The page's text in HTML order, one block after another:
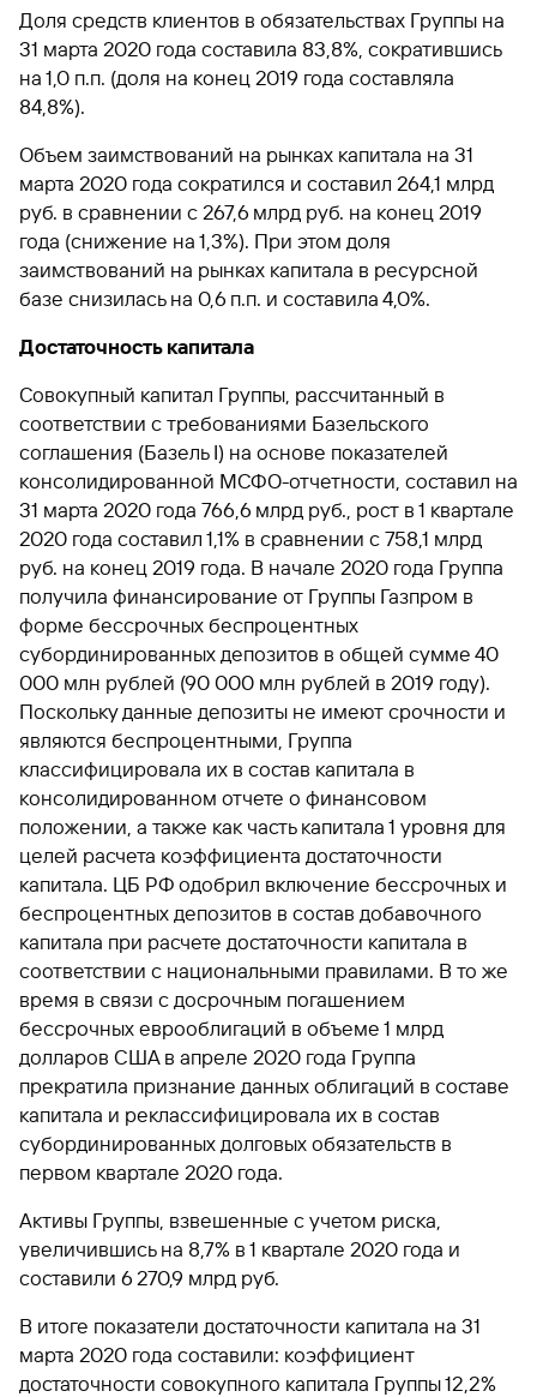
Доля средств клиентов в обязательствах Группы на
31 марта 2020 года составила 83,8%, сократившись
на 1,0 п.п. (доля на конец 2019 года составляла
84,8%).
Объем заимствований на рынках капитала на 31
марта 2020 года сократился и составил 264,1 млрд
руб. в сравнении с 267,6 млрд руб. на конец 2019
года (снижение на 1,3%). При этом доля
заимствований на рынках капитала в ресурсной
базе снизилась на 0,6 п.п. и составила 4,0%.
Достаточность капитала
Совокупный капитал Группы, рассчитанный в
соответствии с требованиями Базельского
соглашения (Базель I) на основе показателей
консолидированной МСФО-отчетности, составил на
31 марта 2020 года 766,6 млрд руб., рост в 1 квартале
2020 года составил 1,1% в сравнении с 758,1 млрд
руб. на конец 2019 года. В начале 2020 года Группа
получила финансирование от Группы Газпром в
форме бессрочных беспроцентных
субординированных депозитов в общей сумме 40
000 млн рублей (90 000 млн рублей в 2019 году).
Поскольку данные депозиты не имеют срочности и
являются беспроцентными, Группа
классифицировала их в состав капитала в
консолидированном отчете о финансовом
положении, а также как часть капитала 1 уровня для
целей расчета коэффициента достаточности
капитала. ЦБ РФ одобрил включение бессрочных и
беспроцентных депозитов в состав добавочного
капитала при расчете достаточности капитала в
соответствии с национальными правилами. В то же
время в связи с досрочным погашением
бессрочных еврооблигаций в объеме 1 млрд
долларов США в апреле 2020 года Группа
прекратила признание данных облигаций в составе
капитала и реклассифицировала их в состав
субординированных долговых обязательств в
первом квартале 2020 года.
Активы Группы, взвешенные с учетом риска,
увеличившись на 8,7% в 1 квартале 2020 года и
составили 6 270,9 млрд руб.
В итоге показатели достаточности капитала на 31
марта 2020 года составили: коэффициент
достаточности совокупного капитала Группы 12,2%